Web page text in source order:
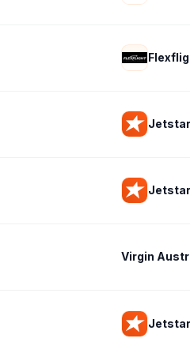
Jetstar
Jetstar
Virgin
Jetstar